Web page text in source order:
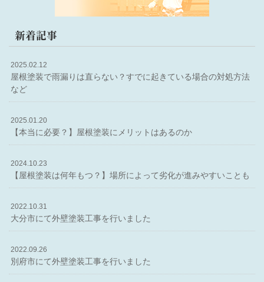
新着記事
2025.02.12
屋根塗装で雨漏りは直らない？すでに起きている場合の対処方法
など
2025.01.20
【本当に必要？】屋根塗装にメリットはあるのか
2024.10.23
【屋根塗装は何年もつ？】場所によって劣化が進みやすいことも
2022.10.31
大分市にて外壁塗装工事を行いました
2022.09.26
別府市にて外壁塗装工事を行いました